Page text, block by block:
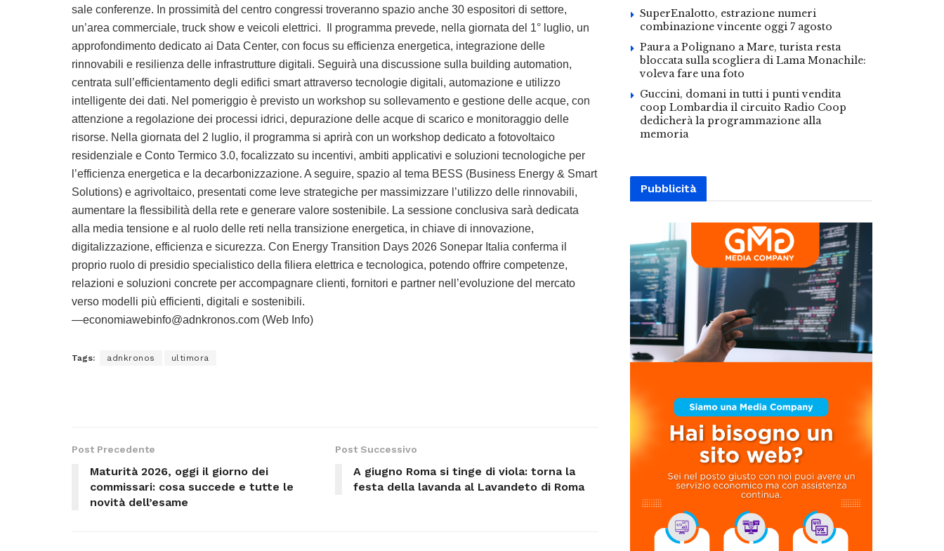
sale conferenze. In prossimità del centro congressi troveranno spazio anche 30 espositori di settore,
un’area commerciale, truck show e veicoli elettrici. Il programma prevede, nella giornata del 1° luglio, un
approfondimento dedicato ai Data Center, con focus su efficienza energetica, integrazione delle
rinnovabili e resilienza delle infrastrutture digitali. Seguirà una discussione sulla building automation,
centrata sull’efficientamento degli edifici smart attraverso tecnologie digitali, automazione e utilizzo
intelligente dei dati. Nel pomeriggio è previsto un workshop su sollevamento e gestione delle acque, con
attenzione a regolazione dei processi idrici, depurazione delle acque di scarico e monitoraggio delle
risorse. Nella giornata del 2 luglio, il programma si aprirà con un workshop dedicato a fotovoltaico
residenziale e Conto Termico 3.0, focalizzato su incentivi, ambiti applicativi e soluzioni tecnologiche per
l’efficienza energetica e la decarbonizzazione. A seguire, spazio al tema BESS (Business Energy & Smart
Solutions) e agrivoltaico, presentati come leve strategiche per massimizzare l’utilizzo delle rinnovabili,
aumentare la flessibilità della rete e generare valore sostenibile. La sessione conclusiva sarà dedicata
alla media tensione e al ruolo delle reti nella transizione energetica, in chiave di innovazione,
digitalizzazione, efficienza e sicurezza. Con Energy Transition Days 2026 Sonepar Italia conferma il
proprio ruolo di presidio specialistico della filiera elettrica e tecnologica, potendo offrire competenze,
relazioni e soluzioni concrete per accompagnare clienti, fornitori e partner nell’evoluzione del mercato
verso modelli più efficienti, digitali e sostenibili.
—economiawebinfo@adnkronos.com (Web Info)
Tags: adnkronos ultimora
Post Precedente
Maturità 2026, oggi il giorno dei
commissari: cosa succede e tutte le
novità dell’esame
Post Successivo
A giugno Roma si tinge di viola: torna la
festa della lavanda al Lavandeto di Roma
SuperEnalotto, estrazione numeri
combinazione vincente oggi 7 agosto
Paura a Polignano a Mare, turista resta
bloccata sulla scogliera di Lama Monachile:
voleva fare una foto
Guccini, domani in tutti i punti vendita
coop Lombardia il circuito Radio Coop
dedicherà la programmazione alla
memoria
Pubblicità